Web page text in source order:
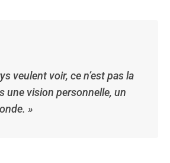
veulent voir, ce n’est pas la
une vision personnelle, un
»